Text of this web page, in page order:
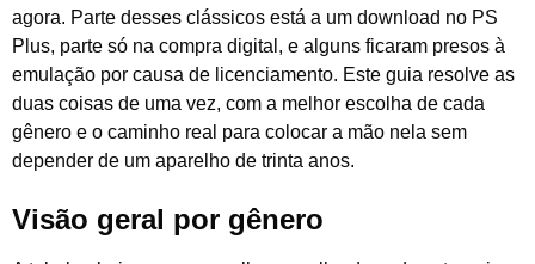
agora. Parte desses clássicos está a um download no PS
Plus, parte só na compra digital, e alguns ficaram presos à
emulação por causa de licenciamento. Este guia resolve as
duas coisas de uma vez, com a melhor escolha de cada
gênero e o caminho real para colocar a mão nela sem
depender de um aparelho de trinta anos.
Visão geral por gênero